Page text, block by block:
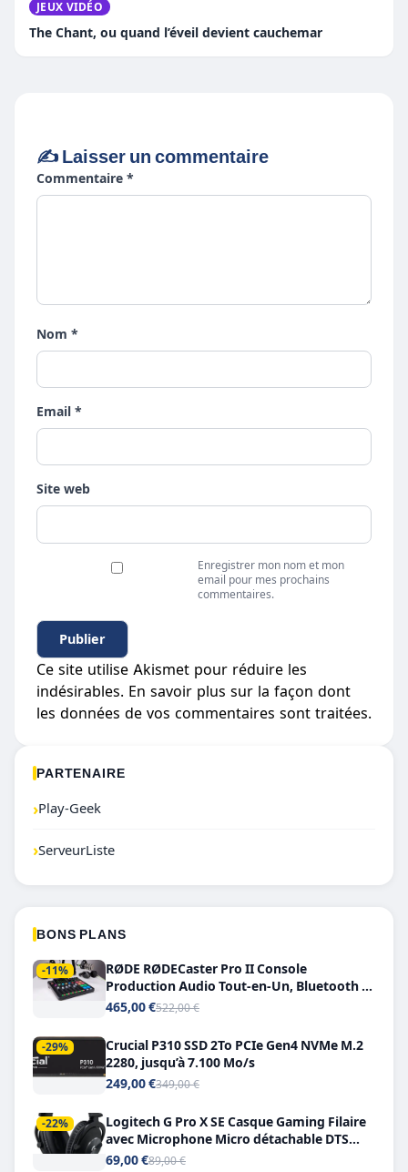
JEUX VIDÉO
The Chant, ou quand l’éveil devient cauchemar
✍️ Laisser un commentaire
Commentaire *
Nom *
Email *
Site web
Enregistrer mon nom et mon
email pour mes prochains
commentaires.
Ce site utilise Akismet pour réduire les
indésirables. En savoir plus sur la façon dont
les données de vos commentaires sont traitées.
PARTENAIRE
›Play-Geek
›ServeurListe
BONS PLANS
-11%
RØDE RØDECaster Pro II Console
Production Audio Tout-en-Un, Bluetooth et
Double USB-C
465,00 €522,00 €
-29%
Crucial P310 SSD 2To PCIe Gen4 NVMe M.2
2280, jusqu’à 7.100 Mo/s
249,00 €349,00 €
-22%
Logitech G Pro X SE Casque Gaming Filaire
avec Microphone Micro détachable DTS
Headphone X 7.1
69,00 €89,00 €